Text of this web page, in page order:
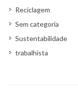
Reciclagem
Sem categoria
Sustentabilidade
trabalhista